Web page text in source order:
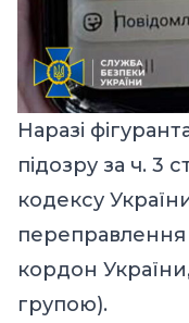
Наразі
підозру за ч. 3
кодексу
кордон
групою).